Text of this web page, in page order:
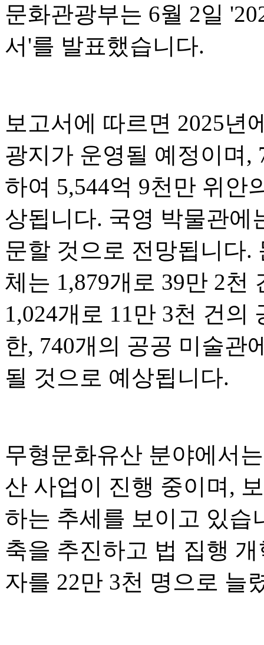
문화관광부는 6월 2일
서'를 발표했습니다.
보고서에 따르면 2025년
광지가 운영될 예정이며,
하여 5,544억 9천만 위안
상됩니다. 국영 박물관에
문할 것으로 전망됩니다.
체는 1,879개로 39만 2천
1,024개로 11만 3천 건
한, 740개의 공공 미술관
될 것으로 예상됩니다.
무형문화유산 분야에서
산 사업이 진행 중이며,
하는 추세를 보이고 있습
축을 추진하고 법 집행
자를 22만 3천 명으로 늘